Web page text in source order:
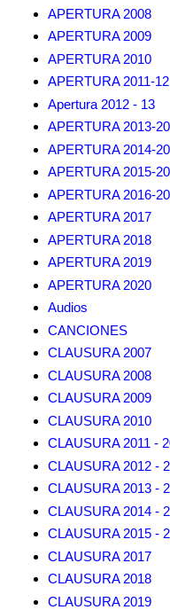
APERTURA 2008
APERTURA 2009
APERTURA 2010
APERTURA 2011-12
Apertura 2012 - 13
APERTURA 2013-
APERTURA 2014-
APERTURA 2015-
APERTURA 2016-
APERTURA 2017
APERTURA 2018
APERTURA 2019
APERTURA 2020
Audios
CANCIONES
CLAUSURA 2007
CLAUSURA 2008
CLAUSURA 2009
CLAUSURA 2010
CLAUSURA 2011 -
CLAUSURA 2012 -
CLAUSURA 2013 -
CLAUSURA 2014 -
CLAUSURA 2015 -
CLAUSURA 2017
CLAUSURA 2018
CLAUSURA 2019